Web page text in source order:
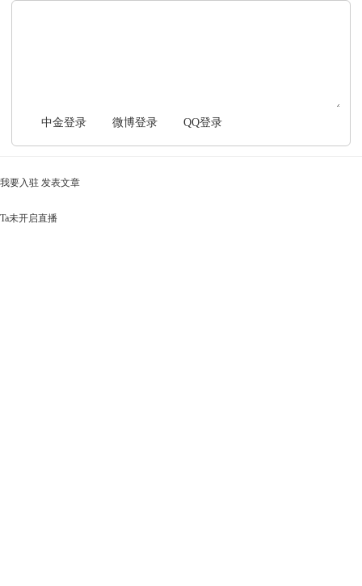
中金登录 微博登录 QQ登录
我要入驻 发表文章
Ta未开启直播